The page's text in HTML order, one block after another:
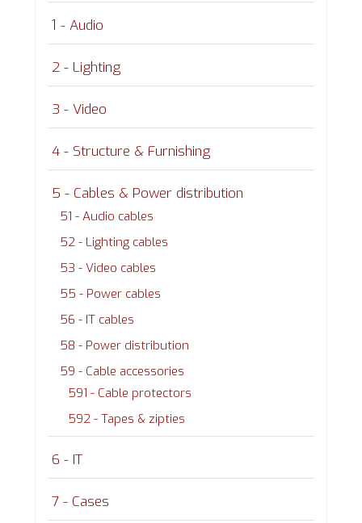
1 - Audio
2 - Lighting
3 - Video
4 - Structure & Furnishing
5 - Cables & Power distribution
51 - Audio cables
52 - Lighting cables
53 - Video cables
55 - Power cables
56 - IT cables
58 - Power distribution
59 - Cable accessories
591 - Cable protectors
592 - Tapes & zipties
6 - IT
7 - Cases